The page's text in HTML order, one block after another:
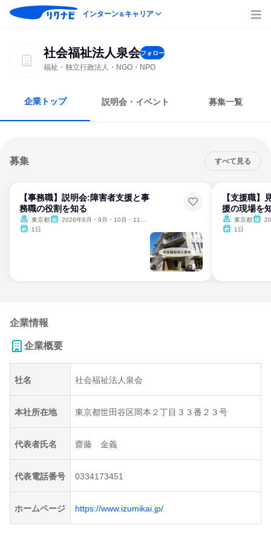
インターン＆キャリア
社会福祉法人泉会フォロー
福祉・独立行政法人・NGO・NPO
企業トップ 説明会・イベント 募集一覧
募集 すべて見る
【事務職】説明会:障害者支援と事
務職の役割を知る
東京都
2026年8月・9月・10月・11月・12月、2027年1月・2月
1日
【支援職】
援の現場を
東京都
1日
企業情報
企業概要
社名 社会福祉法人泉会
本社所在地 東京都世田谷区岡本２丁目３３番２３号
代表者氏名 齋藤 金義
代表電話番号 0334173451
ホームページ https://www.izumikai.jp/